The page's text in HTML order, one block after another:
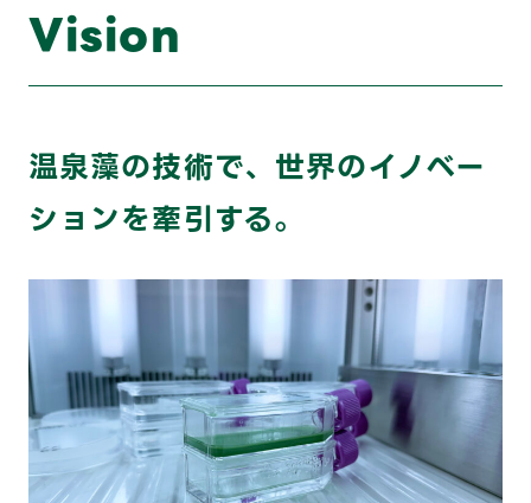
Vision
温泉藻の技術で、世界のイノベー
ションを牽引する。